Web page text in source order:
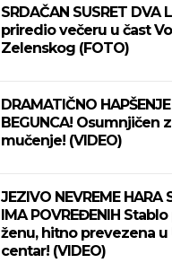
SRDAČAN SUSRET DVA
priredio večeru u čast
Zelenskog (FOTO)
DRAMATIČNO
BEGUNCA! Osumnjičen
mučenje! (VIDEO)
JEZIVO NEVREME HARA
IMA POVREĐENIH
ženu, hitno prevezena
centar! (VIDEO)